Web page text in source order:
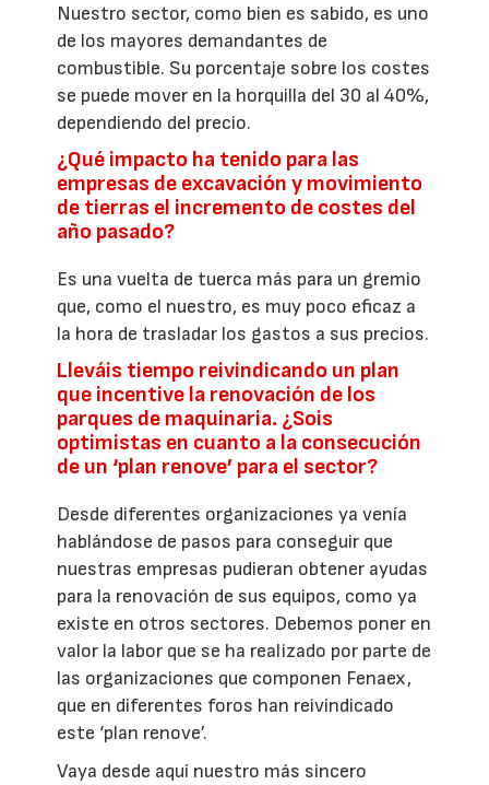
Nuestro sector, como bien es sabido, es uno
de los mayores demandantes de
combustible. Su porcentaje sobre los costes
se puede mover en la horquilla del 30 al 40%,
dependiendo del precio.
¿Qué impacto ha tenido para las
empresas de excavación y movimiento
de tierras el incremento de costes del
año pasado?
Es una vuelta de tuerca más para un gremio
que, como el nuestro, es muy poco eficaz a
la hora de trasladar los gastos a sus precios.
Lleváis tiempo reivindicando un plan
que incentive la renovación de los
parques de maquinaria. ¿Sois
optimistas en cuanto a la consecución
de un ‘plan renove’ para el sector?
Desde diferentes organizaciones ya venía
hablándose de pasos para conseguir que
nuestras empresas pudieran obtener ayudas
para la renovación de sus equipos, como ya
existe en otros sectores. Debemos poner en
valor la labor que se ha realizado por parte de
las organizaciones que componen Fenaex,
que en diferentes foros han reivindicado
este ‘plan renove’.
Vaya desde aquí nuestro más sincero